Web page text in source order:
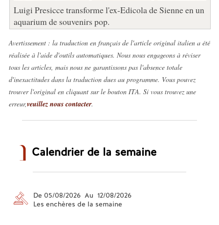
Luigi Presicce transforme l'ex-Edicola de Sienne en un
aquarium de souvenirs pop.
Avertissement : la traduction en français de l'article original italien a été
réalisée à l'aide d'outils automatiques. Nous nous engageons à réviser
tous les articles, mais nous ne garantissons pas l'absence totale
d'inexactitudes dans la traduction dues au programme. Vous pouvez
trouver l'original en cliquant sur le bouton ITA. Si vous trouvez une
erreur,veuillez nous contacter.
Calendrier de la semaine
De 05/08/2026 Au 12/08/2026
Les enchères de la semaine